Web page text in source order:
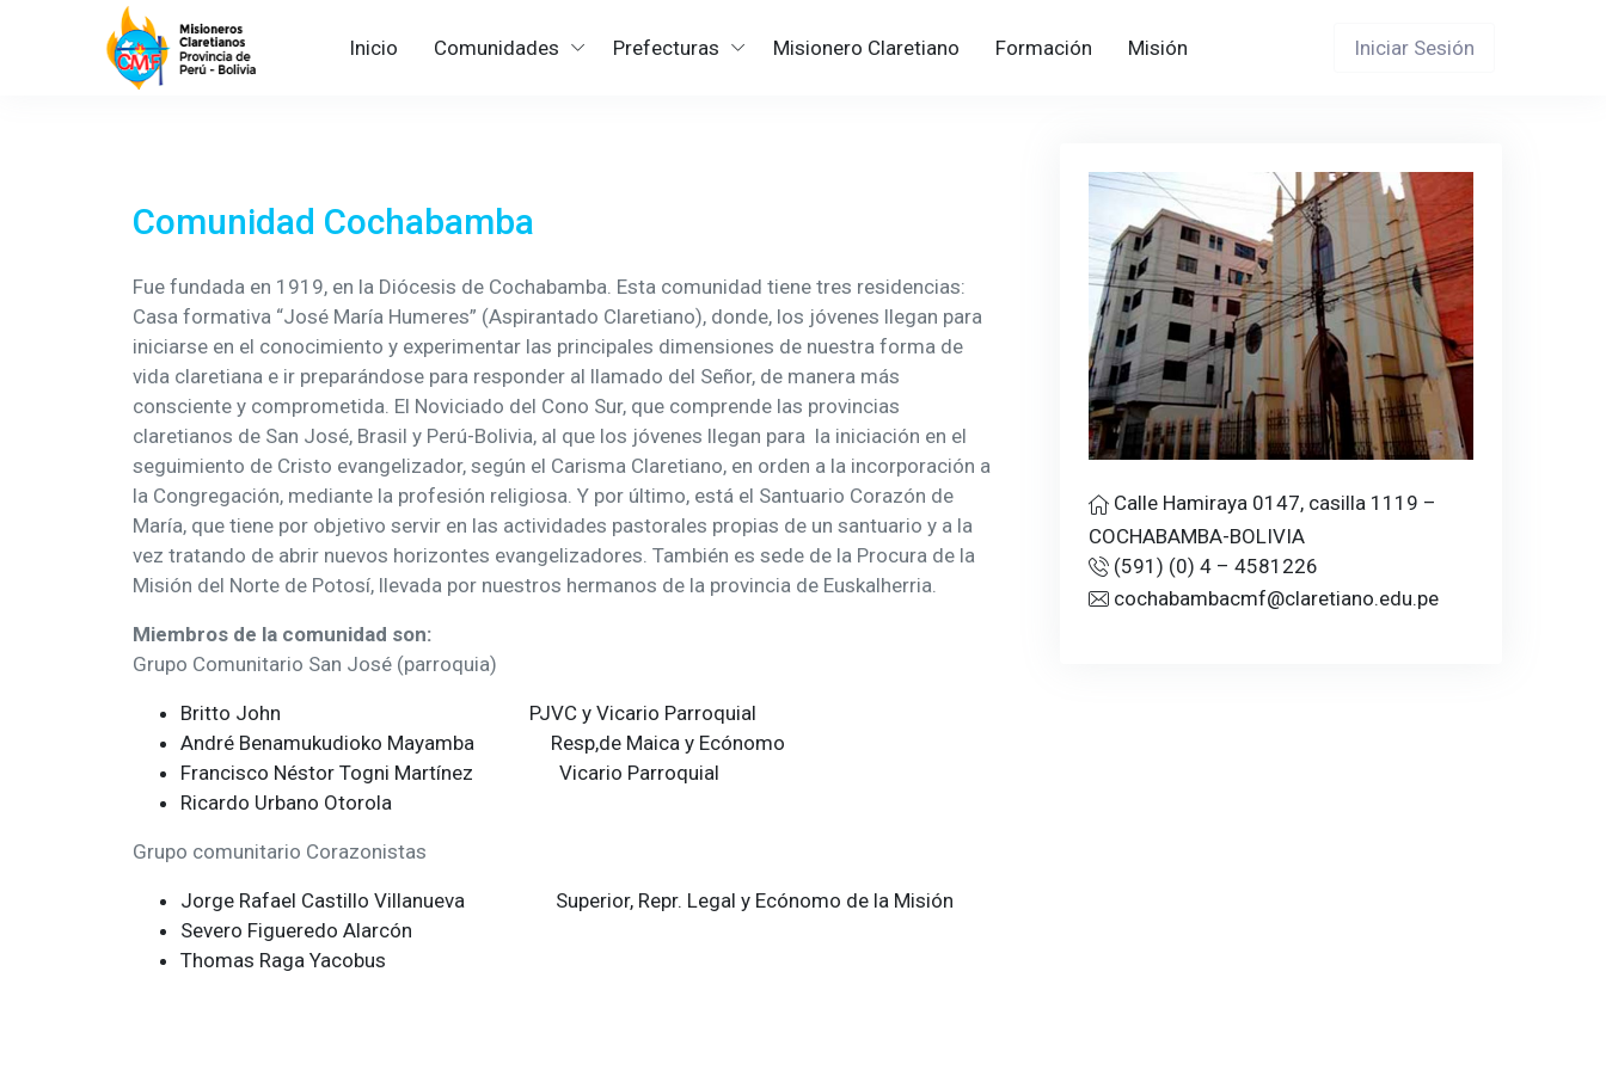
Inicio Comunidades Prefecturas Misionero Claretiano Formación Misión Iniciar Sesión
Comunidad Cochabamba
Fue fundada en 1919, en la Diócesis de Cochabamba. Esta comunidad tiene tres residencias:
Casa formativa “José María Humeres” (Aspirantado Claretiano), donde, los jóvenes llegan para
iniciarse en el conocimiento y experimentar las principales dimensiones de nuestra forma de
vida claretiana e ir preparándose para responder al llamado del Señor, de manera más
consciente y comprometida. El Noviciado del Cono Sur, que comprende las provincias
claretianos de San José, Brasil y Perú-Bolivia, al que los jóvenes llegan para la iniciación en el
seguimiento de Cristo evangelizador, según el Carisma Claretiano, en orden a la incorporación a
la Congregación, mediante la profesión religiosa. Y por último, está el Santuario Corazón de
María, que tiene por objetivo servir en las actividades pastorales propias de un santuario y a la
vez tratando de abrir nuevos horizontes evangelizadores. También es sede de la Procura de la
Misión del Norte de Potosí, llevada por nuestros hermanos de la provincia de Euskalherria.
Miembros de la comunidad son:
Grupo Comunitario San José (parroquia)
Britto John PJVC y Vicario Parroquial
André Benamukudioko Mayamba Resp,de Maica y Ecónomo
Francisco Néstor Togni Martínez Vicario Parroquial
Ricardo Urbano Otorola
Grupo comunitario Corazonistas
Jorge Rafael Castillo Villanueva Superior, Repr. Legal y Ecónomo de la Misión
Severo Figueredo Alarcón
Thomas Raga Yacobus
Calle Hamiraya 0147, casilla 1119 –
COCHABAMBA-BOLIVIA
(591) (0) 4 – 4581226
cochabambacmf@claretiano.edu.pe